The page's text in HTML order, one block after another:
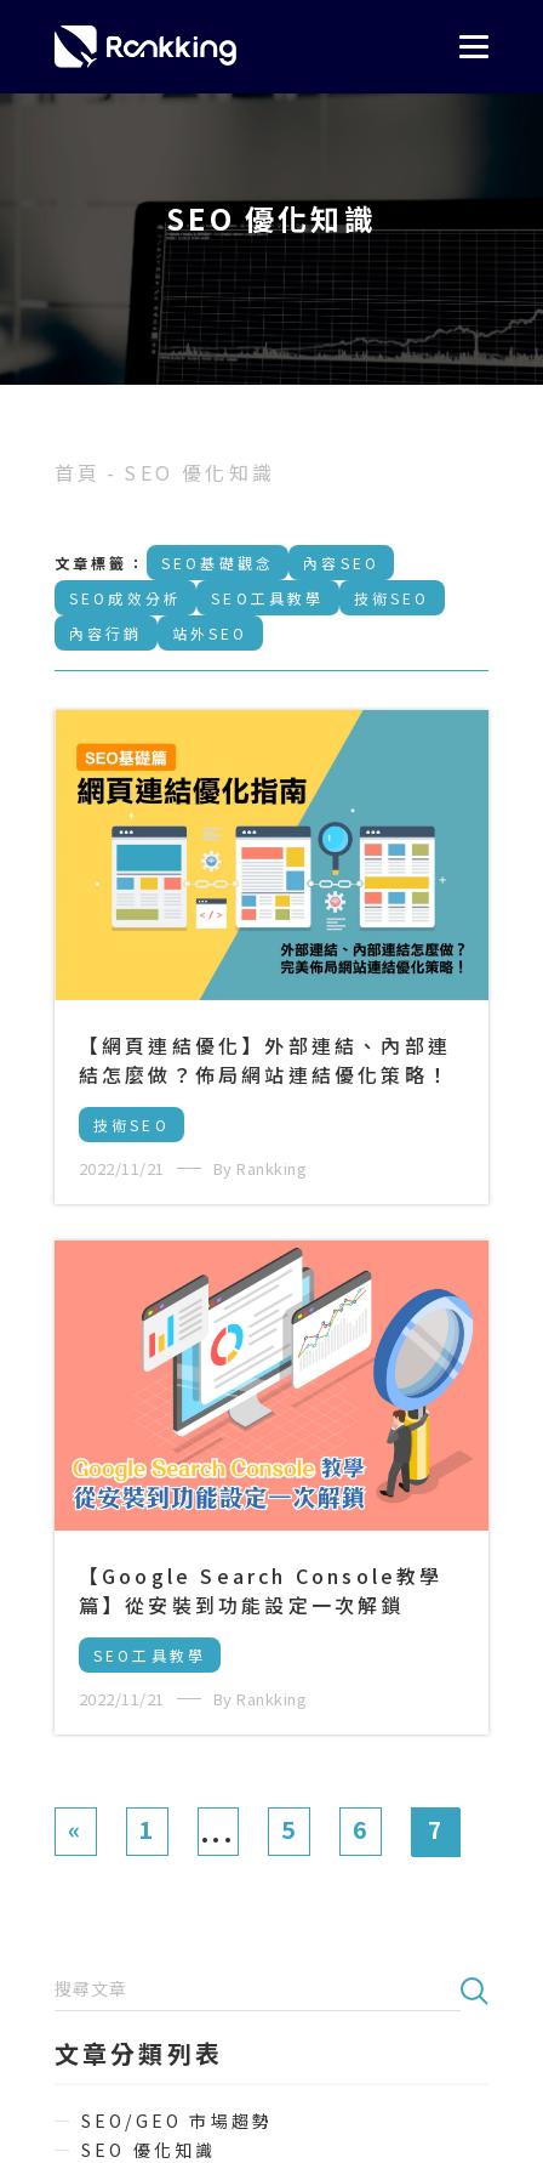
SEO 優化知識
首頁 SEO 優化知識
文章標籤： SEO基礎觀念
內容SEO
SEO成效分析
SEO工具教學
技術SEO
內容行銷
站外SEO
【網頁連結優化】外部連結、內部連
結怎麼做？佈局網站連結優化策略！
技術SEO
2022/11/21 By Rankking
【Google Search Console教學
篇】從安裝到功能設定一次解鎖
SEO工具教學
2022/11/21 By Rankking
« 1 ... 5 6 7
文章分類列表
SEO/GEO 市場趨勢
SEO 優化知識